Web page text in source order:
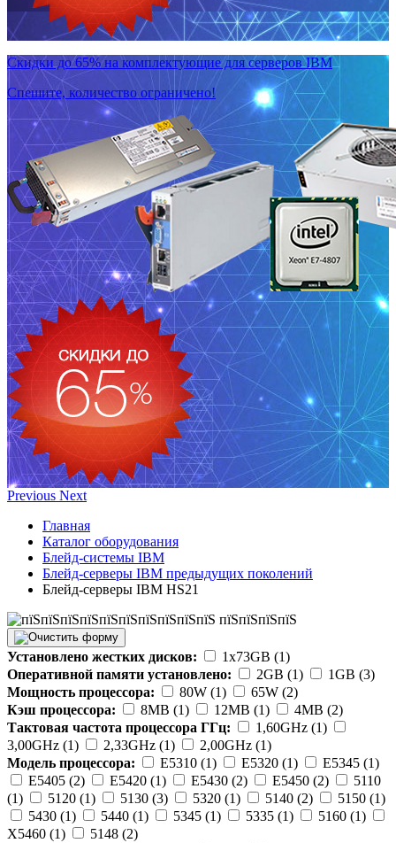
Скидки до 65% на комплектующие для серверов IBM
Спешите, количество ограничено!
Previous Next
Главная
Каталог оборудования
Блейд-системы IBM
Блейд-серверы IBM предыдущих поколений
Блейд-серверы IBM HS21
Установлено жестких дисков:
1x73GB (1)
Оперативной памяти установлено:
2GB (1)
1GB (3)
Мощность процессора:
80W (1)
65W (2)
Кэш процессора:
8MB (1) 12MB (1)
4MB (2)
Тактовая частота процессора ГГц:
1,60GHz (1)
3,00GHz (1)
2,33GHz (1)
2,00GHz (1)
Модель процессора:
E5310 (1) E5320 (1)
E5345 (1)
E5405 (2)
E5420 (1) E5430 (2) E5450 (2)
5110
(1)
5120 (1) 5130 (3) 5320 (1) 5140 (2)
5150 (1)
5430 (1)
5440 (1) 5345 (1) 5335 (1)
5160 (1)
X5460 (1)
5148 (2)